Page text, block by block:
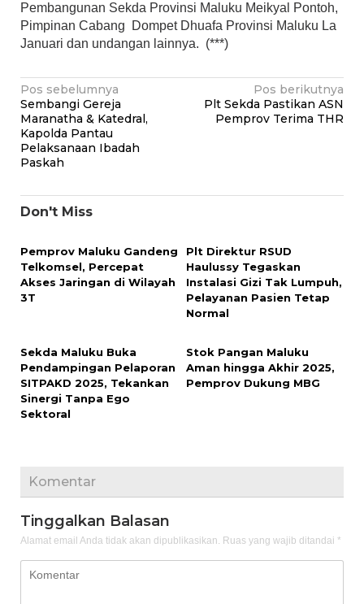
Pembangunan Sekda Provinsi Maluku Meikyal Pontoh,
Pimpinan Cabang Dompet Dhuafa Provinsi Maluku La
Januari dan undangan lainnya. (***)
Navigasi
pos
Pos sebelumnya
Sembangi Gereja
Maranatha & Katedral,
Kapolda Pantau
Pelaksanaan Ibadah
Paskah
Pos berikutnya
Plt Sekda Pastikan ASN
Pemprov Terima THR
Don't Miss
Pemprov Maluku Gandeng
Telkomsel, Percepat
Akses Jaringan di Wilayah
3T
Plt Direktur RSUD
Haulussy Tegaskan
Instalasi Gizi Tak Lumpuh,
Pelayanan Pasien Tetap
Normal
Sekda Maluku Buka
Pendampingan Pelaporan
SITPAKD 2025, Tekankan
Sinergi Tanpa Ego
Sektoral
Stok Pangan Maluku
Aman hingga Akhir 2025,
Pemprov Dukung MBG
Komentar
Tinggalkan Balasan
Alamat email Anda tidak akan dipublikasikan. Ruas yang wajib ditandai *